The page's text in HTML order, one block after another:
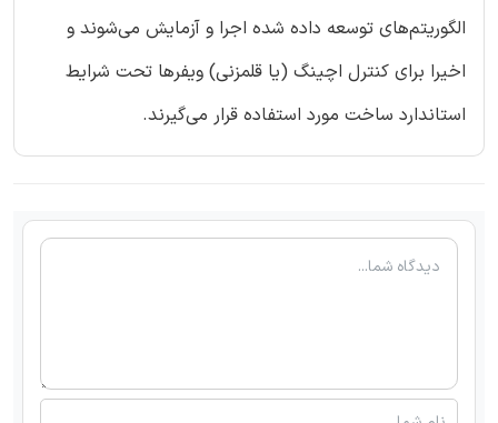
الگوریتم‌های توسعه داده شده اجرا و آزمایش می‌شوند و
اخیرا برای کنترل اچینگ (یا قلمزنی) ویفرها تحت شرایط
استاندارد ساخت مورد استفاده قرار می‌گیرند.